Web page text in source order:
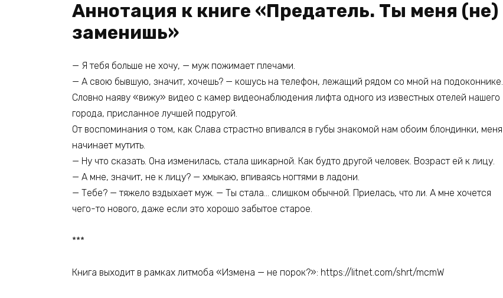
Аннотация к книге «Предатель. Ты меня (не)
заменишь»
— Я тебя больше не хочу, — муж пожимает плечами.
— А свою бывшую, значит, хочешь? — кошусь на телефон, лежащий рядом со мной на подоконнике.
Словно наяву «вижу» видео с камер видеонаблюдения лифта одного из известных отелей нашего
города, присланное лучшей подругой.
От воспоминания о том, как Слава страстно впивался в губы знакомой нам обоим блондинки, меня
начинает мутить.
— Ну что сказать. Она изменилась, стала шикарной. Как будто другой человек. Возраст ей к лицу.
— А мне, значит, не к лицу? — хмыкаю, впиваясь ногтями в ладони.
— Тебе? — тяжело вздыхает муж. — Ты стала… слишком обычной. Приелась, что ли. А мне хочется
чего-то нового, даже если это хорошо забытое старое.
***
Книга выходит в рамках литмоба «Измена — не порок?»: https://litnet.com/shrt/mcmW